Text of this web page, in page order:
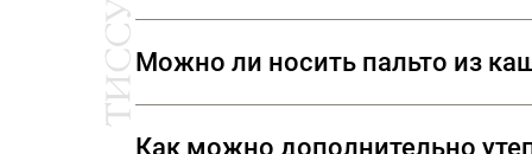
свойства некоторых волокон, то
широких плечиках
защиту от моли.
Можно ли носить пальто из
Как можно дополнительно